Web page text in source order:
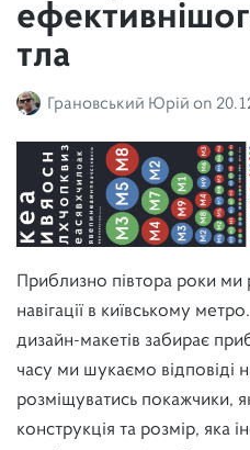
тла
Грановський Юрій on
Приблизно півтора роки
навігації в київському
дизайн-макетів забирає
часу ми шукаємо відповіді
розміщуватись покажчики,
конструкція та розмір, яка